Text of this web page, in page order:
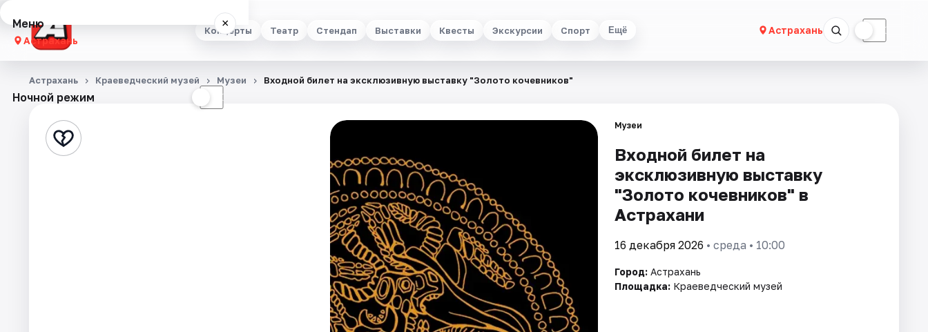
Концерты Театр Стендап Выставки Квесты Экскурсии Спорт Ещё Астрахань ☾
Меню ×
Астрахань
Концерты
Стендап
Ночной режим ☾
Астрахань Краеведческий музей Музеи Входной билет на эксклюзивную выставку "Золото кочевников"
Музеи
Входной билет на
эксклюзивную выставку
"Золото кочевников" в
Астрахани
16 декабря 2026 • среда • 10:00
Город: Астрахань
Площадка: Краеведческий музей